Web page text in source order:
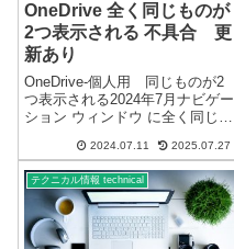
OneDrive 全く同じものが
2つ表示される 不具合 更
新あり
OneDrive-個人用 同じものが2
つ表示される2024年7月ナビゲー
ション ウィンドウ に全く同じ
されます。表示されるフォルダ
ー・ファイルも全く同じです。
同じ OneDrive個人用 が2つ表
示...
2024.07.11 2025.07.27
テクニカル情報 technical